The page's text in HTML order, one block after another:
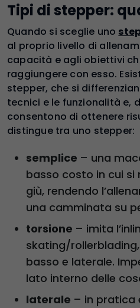
Tipi di stepper:
Quando si sceglie uno
al proprio livello di
capacità e agli obiettivi
raggiungere con esso.
stepper, che si
tecnici e le funzionalità e,
consentono di ottenere
distingue tra uno stepper:
semplice – una
basso costo in cui si
giù, rendendo
una camminata su
torsione – imita
skating/
basso e laterale.
lato interno delle
laterale – in pratica